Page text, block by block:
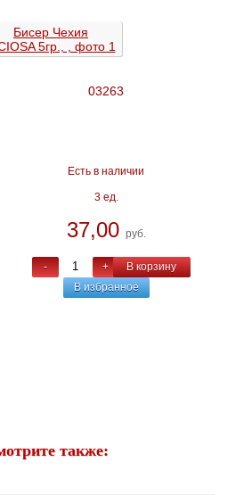
03263
Есть в наличии
3 ед.
37,00 руб.
- +
В корзину
В избранное
также: